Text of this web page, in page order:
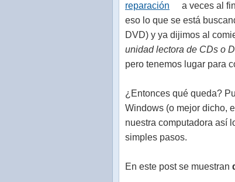
reparación
a veces al
eso lo que se está
DVD) y ya dijimos al
unidad lectora de CDs o
pero tenemos lugar para
¿Entonces qué queda?
Windows (o mejor dicho, el
nuestra computadora así
simples pasos.
En este post se muestran